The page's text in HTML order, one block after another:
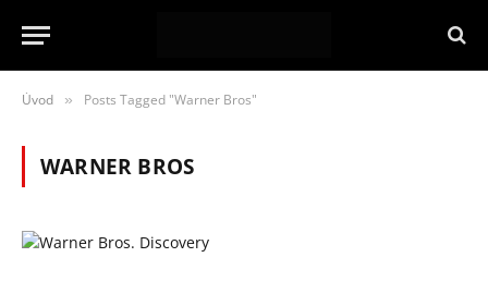
Úvod » Posts Tagged "Warner Bros"
WARNER BROS